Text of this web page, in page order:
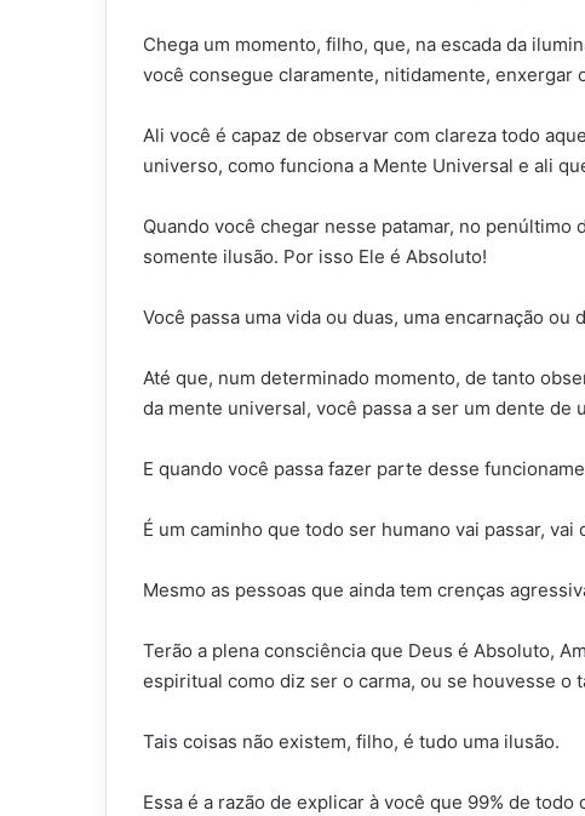
Chega um momento, filho, que, na escada da
você consegue claramente, nitidamente, enxergar
Ali você é capaz de observar com clareza todo
universo, como funciona a Mente Universal e ali
Quando você chegar nesse patamar, no
somente ilusão. Por isso Ele é Absoluto!
Você passa uma vida ou duas, uma encarnação
Até que, num determinado momento, de tanto
da mente universal, você passa a ser um dente de
E quando você passa fazer parte desse
É um caminho que todo ser humano vai passar,
Mesmo as pessoas que ainda tem crenças
Terão a plena consciência que Deus é Absoluto,
espiritual como diz ser o carma, ou se houvesse o
Tais coisas não existem, filho, é tudo uma ilusão.
Essa é a razão de explicar à você que 99% de